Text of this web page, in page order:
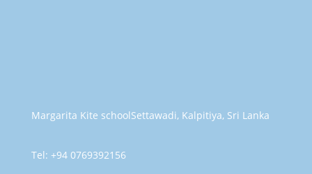
Margarita Kite schoolSettawadi, Kalpitiya, Sri Lanka
Tel: +94 0769392156